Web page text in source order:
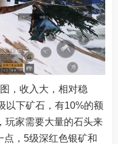
，收入大，相对稳
以下矿石，有10%的额
玩家需要大量的石头来
点，5级深红色银矿和